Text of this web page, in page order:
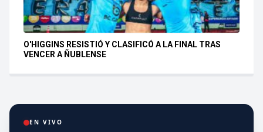
O'HIGGINS RESISTIÓ Y CLASIFICÓ A LA FINAL TRAS
VENCER A ÑUBLENSE
EN VIVO